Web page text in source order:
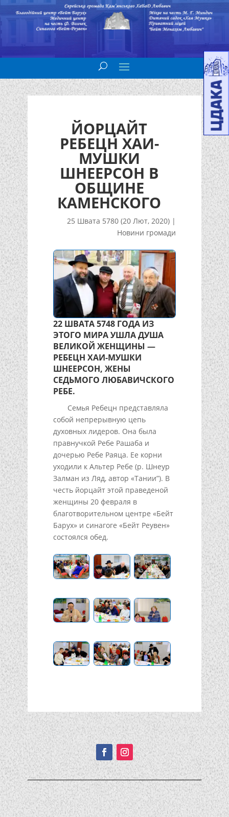
ЙОРЦАЙТ
РЕБЕЦН ХАИ-
МУШКИ
ШНЕЕРСОН В
ОБЩИНЕ
КАМЕНСКОГО
25 Швата 5780 (20 Лют, 2020) |
Новини громади
22 ШВАТА 5748 ГОДА ИЗ
ЭТОГО МИРА УШЛА ДУША
ВЕЛИКОЙ ЖЕНЩИНЫ —
РЕБЕЦН ХАИ-МУШКИ
ШНЕЕРСОН, ЖЕНЫ
СЕДЬМОГО ЛЮБАВИЧСКОГО
РЕБЕ.
Семья Ребецн представляла
собой непрерывную цепь
духовных лидеров. Она была
правнучкой Ребе Рашаба и
дочерью Ребе Раяца. Ее корни
уходили к Альтер Ребе (р. Шнеур
Залман из Ляд, автор «Тании”). В
честь йорцайт этой праведеной
женщины 20 февраля в
благотворительном центре «Бейт
Барух» и синагоге «Бейт Реувен»
состоялся обед.
Подписывайтесь!